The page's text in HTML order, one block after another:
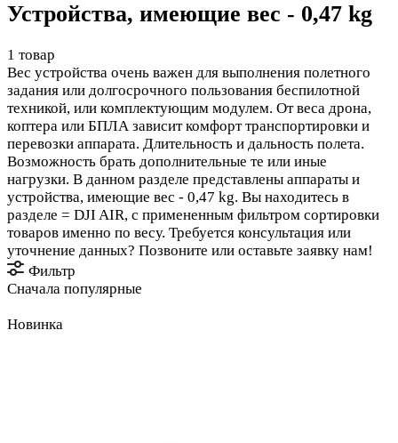
Устройства, имеющие вес - 0,47 kg
1 товар
Вес устройства очень важен для выполнения полетного
задания или долгосрочного пользования беспилотной
техникой, или комплектующим модулем. От веса дрона,
коптера или БПЛА зависит комфорт транспортировки и
перевозки аппарата. Длительность и дальность полета.
Возможность брать дополнительные те или иные
нагрузки. В данном разделе представлены аппараты и
устройства, имеющие вес - 0,47 kg. Вы находитесь в
разделе = DJI AIR, с примененным фильтром сортировки
товаров именно по весу. Требуется консультация или
уточнение данных? Позвоните или оставьте заявку нам!
Фильтр
Сначала популярные
Новинка